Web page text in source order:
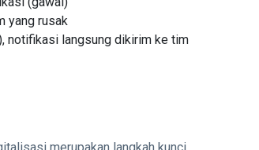
yang rusak
notifikasi langsung dikirim ke tim